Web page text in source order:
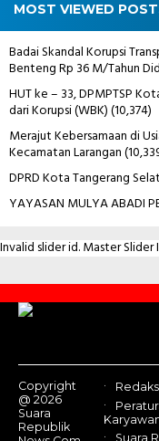
MOST VIEWED
Badai Skandal Korupsi
Benteng Rp 36 M/Tahun
HUT ke – 33, DPMPTSP
dari Korupsi (WBK)(10,374)
Merajut Kebersamaan di
Kecamatan Larangan
DPRD Kota Tangerang
YAYASAN MULYA ABADI
Invalid slider id. Master
Contact
Us
Copyright
@ 2026
Suara
Republik
Suara